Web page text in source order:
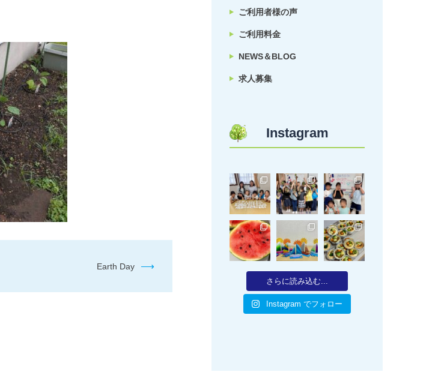
Earth Day ⟶
ご利用者様の声
ご利用料金
NEWS＆BLOG
求人募集
Instagram
さらに読み込む...
Instagram でフォロー